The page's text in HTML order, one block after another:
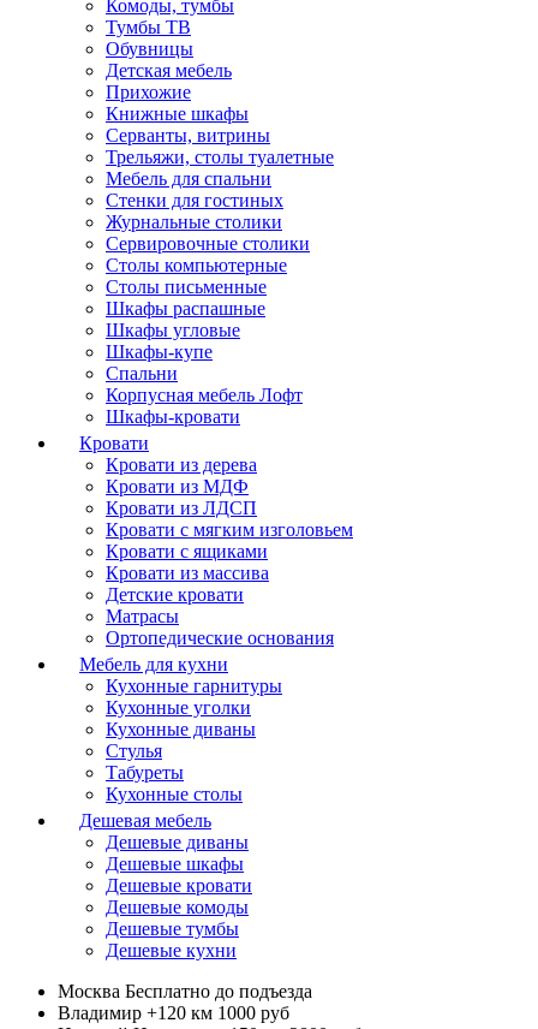
Комоды, тумбы
Тумбы ТВ
Обувницы
Детская мебель
Прихожие
Книжные шкафы
Серванты, витрины
Трельяжи, столы туалетные
Мебель для спальни
Стенки для гостиных
Журнальные столики
Сервировочные столики
Столы компьютерные
Столы письменные
Шкафы распашные
Шкафы угловые
Шкафы-купе
Спальни
Корпусная мебель Лофт
Шкафы-кровати
Кровати
Кровати из дерева
Кровати из МДФ
Кровати из ЛДСП
Кровати с мягким изголовьем
Кровати с ящиками
Кровати из массива
Детские кровати
Матрасы
Ортопедические основания
Мебель для кухни
Кухонные гарнитуры
Кухонные уголки
Кухонные диваны
Стулья
Табуреты
Кухонные столы
Дешевая мебель
Дешевые диваны
Дешевые шкафы
Дешевые кровати
Дешевые комоды
Дешевые тумбы
Дешевые кухни
Москва Бесплатно до подъезда
Владимир +120 км 1000 руб